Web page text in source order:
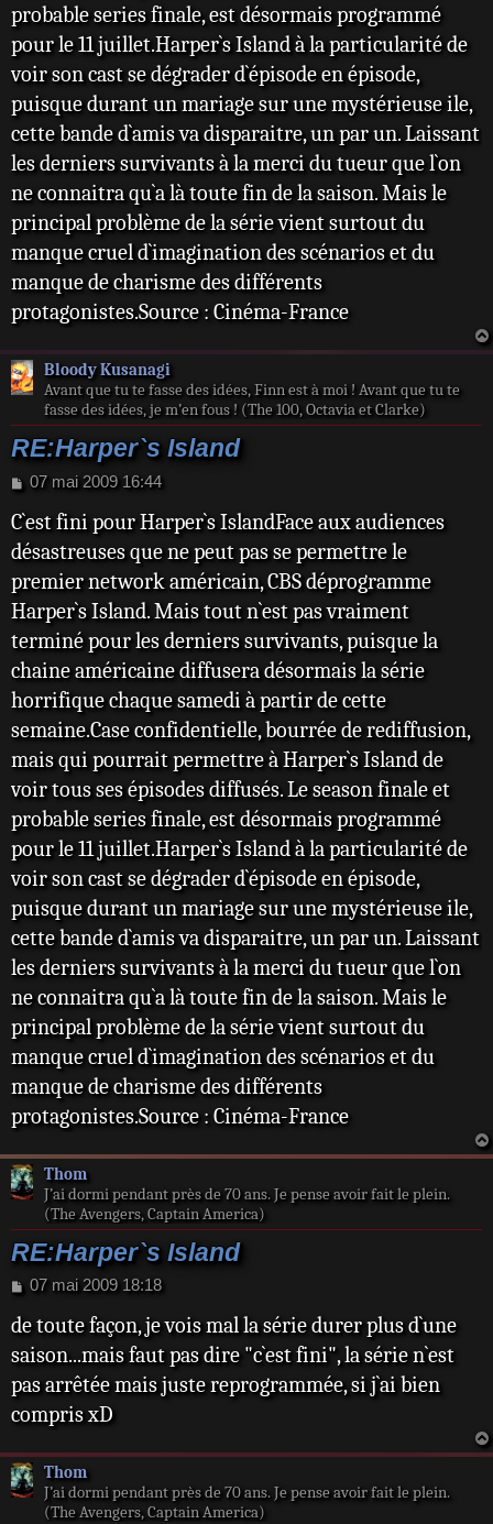
probable series finale, est désormais programmé
pour le 11 juillet.Harper`s Island à la particularité de
voir son cast se dégrader d`épisode en épisode,
puisque durant un mariage sur une mystérieuse ile,
cette bande d`amis va disparaitre, un par un. Laissant
les derniers survivants à la merci du tueur que l`on
ne connaitra qu`a là toute fin de la saison. Mais le
principal problème de la série vient surtout du
manque cruel d`imagination des scénarios et du
manque de charisme des différents
protagonistes.Source : Cinéma-France
Bloody Kusanagi
Avant que tu te fasse des idées, Finn est à moi ! Avant que tu te
fasse des idées, je m’en fous ! (The 100, Octavia et Clarke)
RE:Harper`s Island
M
s
s
a
g
e
07 mai 2009 16:44
C`est fini pour Harper`s IslandFace aux audiences
désastreuses que ne peut pas se permettre le
premier network américain, CBS déprogramme
Harper`s Island. Mais tout n`est pas vraiment
terminé pour les derniers survivants, puisque la
chaine américaine diffusera désormais la série
horrifique chaque samedi à partir de cette
semaine.Case confidentielle, bourrée de rediffusion,
mais qui pourrait permettre à Harper`s Island de
voir tous ses épisodes diffusés. Le season finale et
probable series finale, est désormais programmé
pour le 11 juillet.Harper`s Island à la particularité de
voir son cast se dégrader d`épisode en épisode,
puisque durant un mariage sur une mystérieuse ile,
cette bande d`amis va disparaitre, un par un. Laissant
les derniers survivants à la merci du tueur que l`on
ne connaitra qu`a là toute fin de la saison. Mais le
principal problème de la série vient surtout du
manque cruel d`imagination des scénarios et du
manque de charisme des différents
protagonistes.Source : Cinéma-France
Thom
J’ai dormi pendant près de 70 ans. Je pense avoir fait le plein.
(The Avengers, Captain America)
RE:Harper`s Island
M
s
s
a
g
07 mai 2009 18:18
de toute façon, je vois mal la série durer plus d`une
saison...mais faut pas dire "c`est fini", la série n`est
pas arrêtée mais juste reprogrammée, si j`ai bien
compris xD
Thom
J’ai dormi pendant près de 70 ans. Je pense avoir fait le plein.
(The Avengers, Captain America)